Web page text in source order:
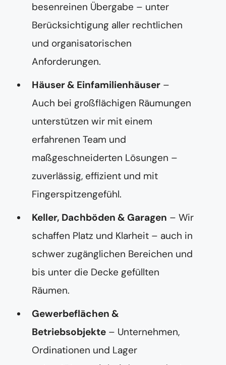
besenreinen Übergabe – unter
Berücksichtigung aller rechtlichen
und organisatorischen
Anforderungen.
Häuser & Einfamilienhäuser –
Auch bei großflächigen Räumungen
unterstützen wir mit einem
erfahrenen Team und
maßgeschneiderten Lösungen –
zuverlässig, effizient und mit
Fingerspitzengefühl.
Keller, Dachböden & Garagen – Wir
schaffen Platz und Klarheit – auch in
schwer zugänglichen Bereichen und
bis unter die Decke gefüllten
Räumen.
Gewerbeflächen &
Betriebsobjekte – Unternehmen,
Ordinationen und Lager